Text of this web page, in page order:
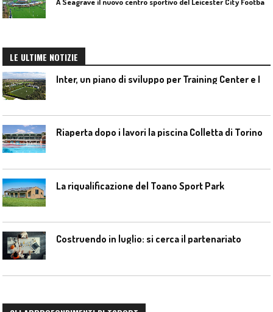
LE ULTIME NOTIZIE
Riaperta dopo i lavori la piscina Colletta di Torino
La riqualificazione del Toano Sport Park
Costruendo in luglio: si cerca il partenariato